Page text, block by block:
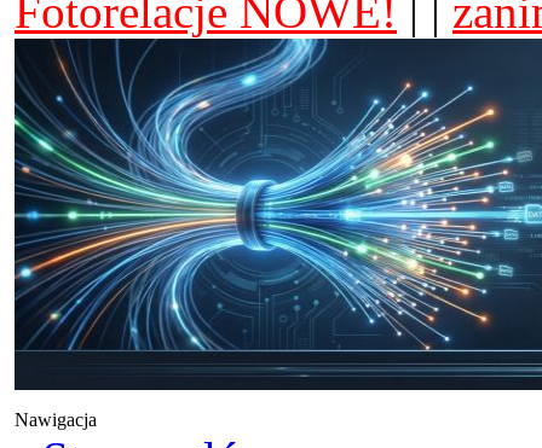
Fotorelacje NOWE! | |
Nawigacja